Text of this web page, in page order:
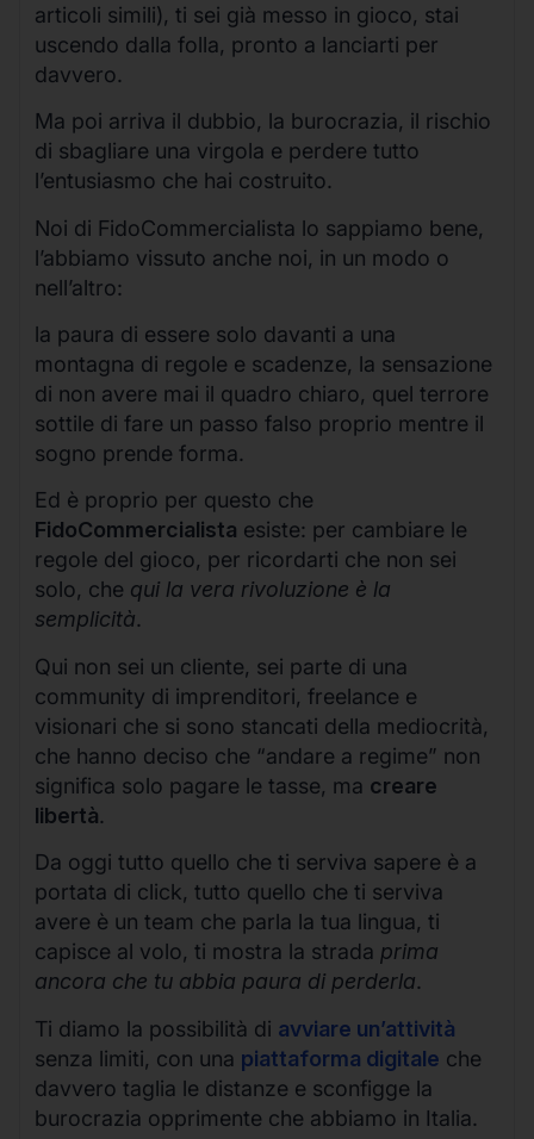
articoli simili), ti sei già messo in gioco, stai
uscendo dalla folla, pronto a lanciarti per
davvero.
Ma poi arriva il dubbio, la burocrazia, il rischio
di sbagliare una virgola e perdere tutto
l’entusiasmo che hai costruito.
Noi di FidoCommercialista lo sappiamo bene,
l’abbiamo vissuto anche noi, in un modo o
nell’altro:
la paura di essere solo davanti a una
montagna di regole e scadenze, la sensazione
di non avere mai il quadro chiaro, quel terrore
sottile di fare un passo falso proprio mentre il
sogno prende forma.
Ed è proprio per questo che
FidoCommercialista esiste: per cambiare le
regole del gioco, per ricordarti che non sei
solo, che qui la vera rivoluzione è la
semplicità.
Qui non sei un cliente, sei parte di una
community di imprenditori, freelance e
visionari che si sono stancati della mediocrità,
che hanno deciso che “andare a regime” non
significa solo pagare le tasse, ma creare
libertà.
Da oggi tutto quello che ti serviva sapere è a
portata di click, tutto quello che ti serviva
avere è un team che parla la tua lingua, ti
capisce al volo, ti mostra la strada prima
ancora che tu abbia paura di perderla.
Ti diamo la possibilità di avviare un’attività
senza limiti, con una piattaforma digitale che
davvero taglia le distanze e sconfigge la
burocrazia opprimente che abbiamo in Italia.